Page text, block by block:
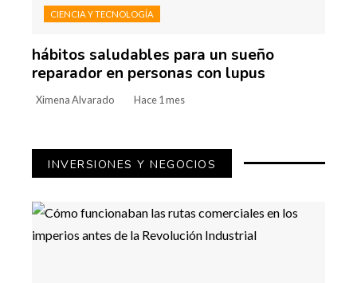
CIENCIA Y TECNOLOGÍA
hábitos saludables para un sueño
reparador en personas con lupus
Ximena Alvarado Hace 1 mes
INVERSIONES Y NEGOCIOS